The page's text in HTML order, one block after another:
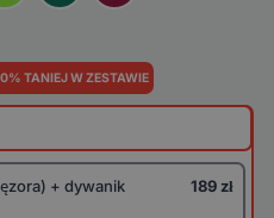
TANIEJ W ZESTAWIE
+ dywanik
189 zł